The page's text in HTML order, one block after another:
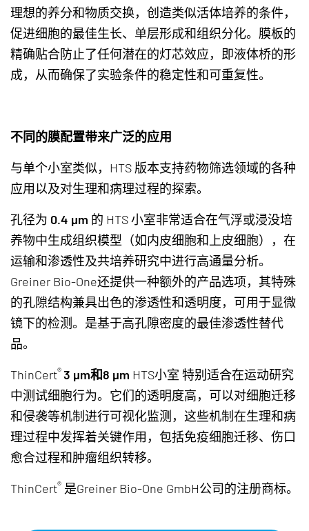
理想的养分和物质交换，创造类似活体培养的条件，
促进细胞的最佳生长、单层形成和组织分化。膜板的
精确贴合防止了任何潜在的灯芯效应，即液体桥的形
成，从而确保了实验条件的稳定性和可重复性。
不同的膜配置带来广泛的应用
与单个小室类似，HTS 版本支持药物筛选领域的各种
应用以及对生理和病理过程的探索。
孔径为 0.4 µm 的 HTS 小室非常适合在气浮或浸没培
养物中生成组织模型（如内皮细胞和上皮细胞），在
运输和渗透性及共培养研究中进行高通量分析。
Greiner Bio-One还提供一种额外的产品选项，其特殊
的孔隙结构兼具出色的渗透性和透明度，可用于显微
镜下的检测。是基于高孔隙密度的最佳渗透性替代
品。
ThinCert®3 µm和8 µm HTS小室 特别适合在运动研究
中测试细胞行为。它们的透明度高，可以对细胞迁移
和侵袭等机制进行可视化监测，这些机制在生理和病
理过程中发挥着关键作用，包括免疫细胞迁移、伤口
愈合过程和肿瘤组织转移。
ThinCert® 是Greiner Bio-One GmbH公司的注册商标。